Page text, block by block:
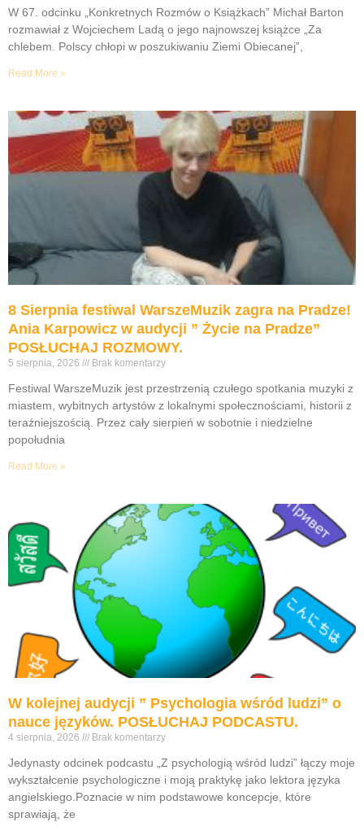
W 67. odcinku „Konkretnych Rozmów o Książkach” Michał Barton
rozmawiał z Wojciechem Ladą o jego najnowszej książce „Za
chlebem. Polscy chłopi w poszukiwaniu Ziemi Obiecanej”,
Read More »
8 Sierpnia festiwal WarszeMuzik zagra na Pradze!
Ania Karpowicz w audycji ” Życie na Pradze”
POSŁUCHAJ ROZMOWY.
5 sierpnia, 2026 Brak komentarzy
Festiwal WarszeMuzik jest przestrzenią czułego spotkania muzyki z
miastem, wybitnych artystów z lokalnymi społecznościami, historii z
teraźniejszością. Przez cały sierpień w sobotnie i niedzielne
popołudnia
Read More »
W kolejnej audycji ” Psychologia wśród ludzi” o
nauce języków. POSŁUCHAJ PODCASTU.
4 sierpnia, 2026 Brak komentarzy
Jedynasty odcinek podcastu „Z psychologią wśród ludzi” łączy moje
wykształcenie psychologiczne i moją praktykę jako lektora języka
angielskiego.Poznacie w nim podstawowe koncepcje, które
sprawiają, że